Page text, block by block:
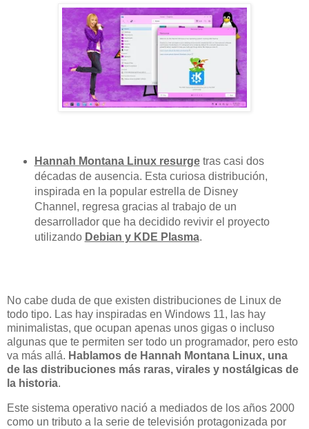
Hannah Montana Linux resurgetras casi dos
décadas de ausencia. Esta curiosa distribución,
inspirada en la popular estrella de Disney
Channel, regresa gracias al trabajo de un
desarrollador que ha decidido revivir el proyecto
utilizando Debian y KDE Plasma.
No cabe duda de que existen distribuciones de Linux de
todo tipo. Las hay inspiradas en Windows 11, las hay
minimalistas, que ocupan apenas unos gigas o incluso
algunas que te permiten ser todo un programador, pero esto
va más allá. Hablamos de Hannah Montana Linux, una
de las distribuciones más raras, virales y nostálgicas de
la historia.
Este sistema operativo nació a mediados de los años 2000
como un tributo a la serie de televisión protagonizada por